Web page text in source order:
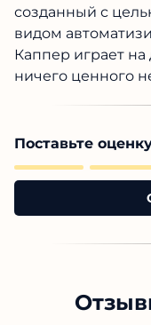
созданный с
видом
Каппер играет
ничего ценного
Поставьте